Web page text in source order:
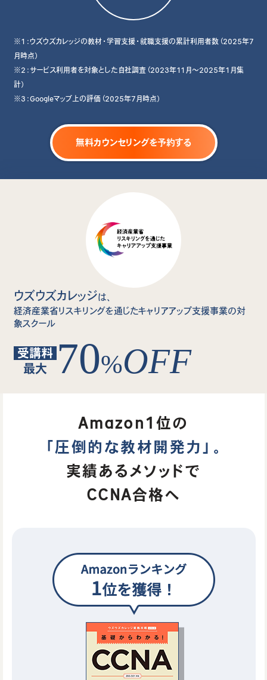
※1：ウズウズカレッジの教材・学習支援・就職支援の累計利用者数（2025年7
月時点）
※2：サービス利用者を対象とした自社調査（2023年11月〜2025年1月集
計）
※3：Googleマップ上の評価（2025年7月時点）
無料カウンセリングを予約する
ウズウズカレッジは、
経済産業省リスキリングを通じたキャリアアップ支援事業の対
象スクール
受講料
最大
70%OFF
Amazon1位の
「圧倒的な教材開発力」。
実績あるメソッドで
CCNA合格へ